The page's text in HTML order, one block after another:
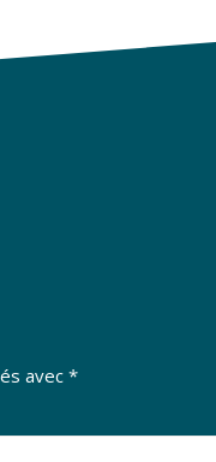
avec *